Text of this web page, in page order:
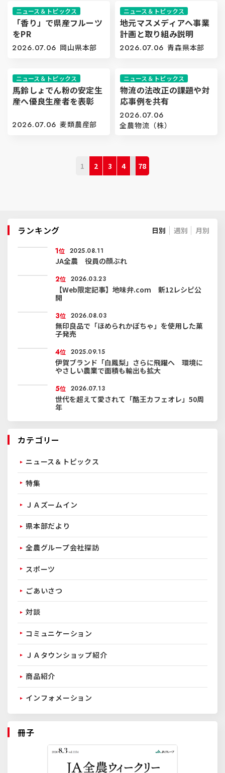
ニュース＆トピックス
「香り」で県産フルーツ
をPR
2026.07.06 岡山県本部
ニュース＆トピックス
地元マスメディアへ事業
計画と取り組み説明
2026.07.06 青森県本部
ニュース＆トピックス
馬鈴しょでん粉の安定生
産へ優良生産者を表彰
2026.07.06 麦類農産部
ニュース＆トピックス
物流の法改正の課題や対
応事例を共有
2026.07.06
全農物流（株）
1 2 3 4 78
ランキング 日別 週別 月別
1位 2025.08.11
JA全農 役員の顔ぶれ
2位 2026.03.23
【Web限定記事】地味弁.com 新12レシピ公
開
3位 2026.08.03
無印良品で「ほめられかぼちゃ」を使用した菓
子発売
4位 2025.09.15
伊賀ブランド「白鳳梨」さらに飛躍へ 環境に
やさしい農業で面積も輸出も拡大
5位 2026.07.13
世代を超えて愛されて「酪王カフェオレ」50周
年
カテゴリー
ニュース＆トピックス
特集
ＪＡズームイン
県本部だより
全農グループ会社探訪
スポーツ
ごあいさつ
対談
コミュニケーション
ＪＡタウンショップ紹介
商品紹介
インフォメーション
冊子